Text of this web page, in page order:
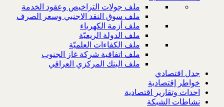
ملف جولات التراخيص وعقود الخدمة
ملف سوق النقد الاجنبي وسعر الصرف
ملف أزمة الكهرباء
ملف الدولة الريعيّة
ملف الكفاءات العلميّة
ملف اتفاقية شركة غاز الجنوب
ملف البنك المركزي العراقي
جدل اقتصادي
خواطر إقتصادية
احداث وتقارير اقتصادية
نشاطات الشبكة